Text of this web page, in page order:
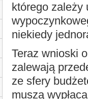
którego zależy
niekiedy
Teraz wnioski
zalewają
ze sfery
muszą